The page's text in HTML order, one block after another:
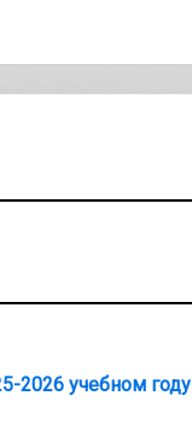
2026 учебном году